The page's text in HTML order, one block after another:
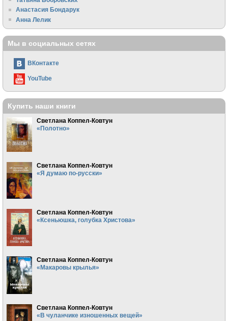
Анастасия Бондарук
Анна Лелик
Мы в социальных сетях
ВКонтакте
YouTube
Купить наши книги
Светлана Коппел-Ковтун
«Полотно»
Светлана Коппел-Ковтун
«Я думаю по-русски»
Светлана Коппел-Ковтун
«Ксеньюшка, голубка Христова»
Светлана Коппел-Ковтун
«Макаровы крылья»
Светлана Коппел-Ковтун
«В чуланчике изношенных вещей»